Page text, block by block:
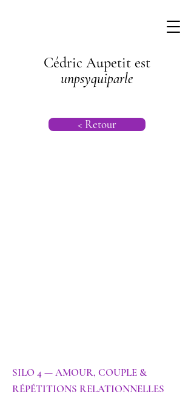
Cédric Aupetit est
unpsyquiparle
< Retour
SILO 4 — AMOUR, COUPLE &
RÉPÉTITIONS RELATIONNELLES